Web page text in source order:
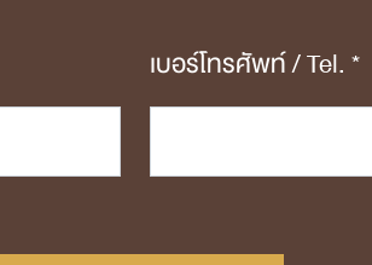
เบอร์โทรศัพท์ / Tel. *